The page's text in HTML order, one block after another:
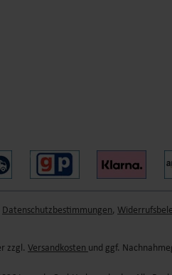
Datenschutzbestimmungen,
zzgl. Versandkosten und ggf.